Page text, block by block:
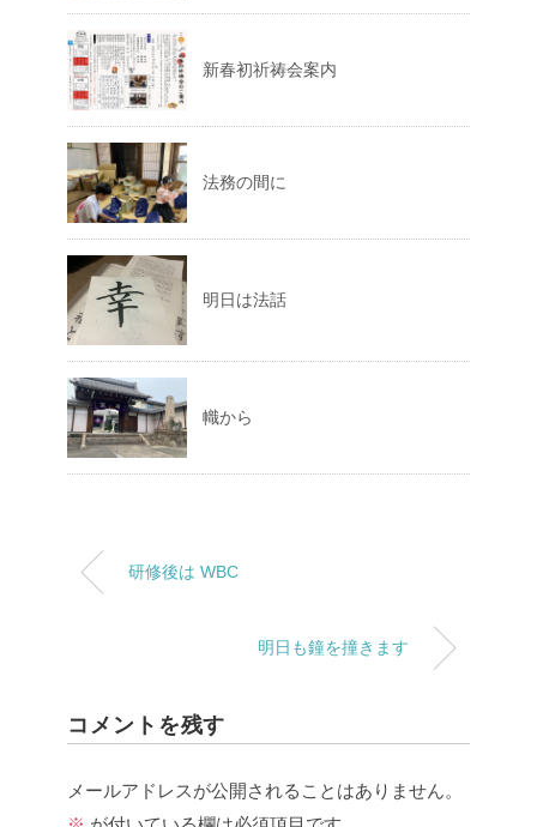
新春初祈祷会案内
法務の間に
明日は法話
幟から
研修後は WBC
明日も鐘を撞きます
コメントを残す
メールアドレスが公開されることはありません。